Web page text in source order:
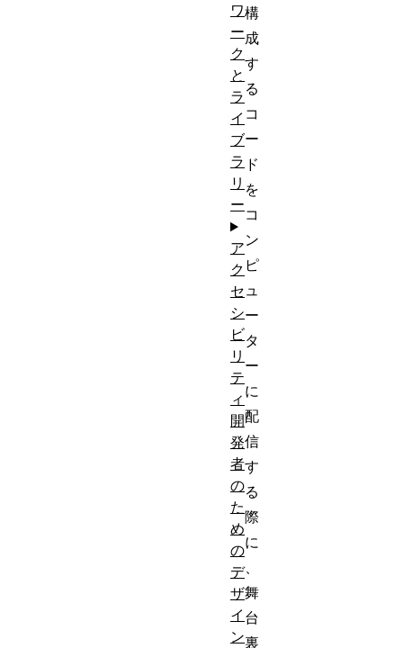
構
成
す
る
コ
ー
ド
を
コ
ン
ピ
ュ
ー
タ
ー
に
配
信
す
る
際
に
、
舞
台
裏
ワ
ー
ク
と
ラ
イ
ブ
ラ
リ
ー
ア
ク
セ
シ
ビ
リ
テ
ィ
開
発
者
の
た
め
の
デ
ザ
イ
ン